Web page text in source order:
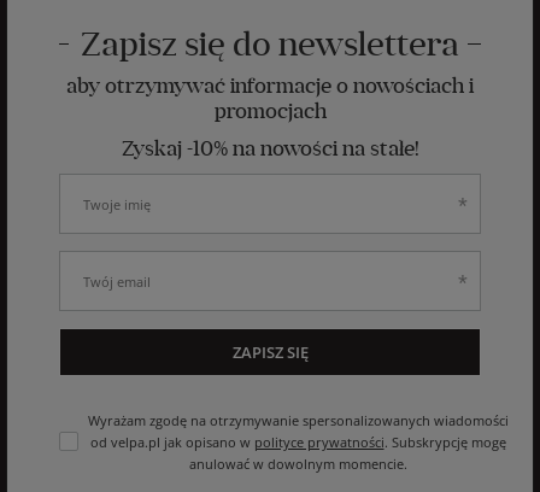
Zapisz się do newslettera
aby otrzymywać informacje o nowościach i
promocjach
Zyskaj -10% na nowości na stałe!
Wyrażam zgodę na otrzymywanie spersonalizowanych wiadomości
od velpa.pl jak opisano w polityce prywatności. Subskrypcję mogę
anulować w dowolnym momencie.
ZAPISZ SIĘ